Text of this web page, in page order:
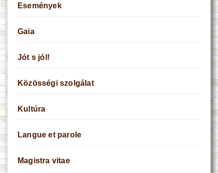
Események
Gaia
Jót s jól!
Közösségi szolgálat
Kultúra
Langue et parole
Magistra vitae